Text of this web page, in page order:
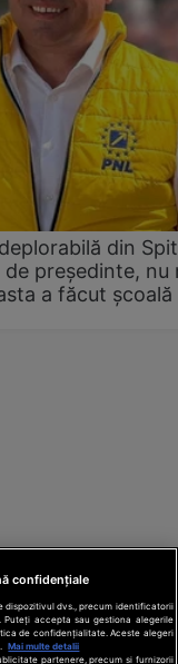
din
președinte, nu
a făcut școală
confidențiale
dispozitivul dvs., precum identificatorii
accepta sau gestiona alegerile
de confidențialitate. Aceste alegeri
Mai multe detalii
partenere, precum si furnizorii